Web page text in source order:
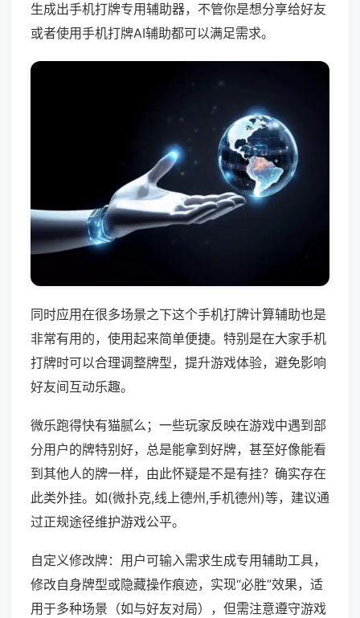
生成出手机打牌专用辅助器，不管你是想分享给好友
或者使用手机打牌AI辅助都可以满足需求。
同时应用在很多场景之下这个手机打牌计算辅助也是
非常有用的，使用起来简单便捷。特别是在大家手机
打牌时可以合理调整牌型，提升游戏体验，避免影响
好友间互动乐趣。
微乐跑得快有猫腻么；一些玩家反映在游戏中遇到部
分用户的牌特别好，总是能拿到好牌，甚至好像能看
到其他人的牌一样，由此怀疑是不是有挂？确实存在
此类外挂。如(微扑克,线上德州,手机德州)等，建议通
过正规途径维护游戏公平。
自定义修改牌：用户可输入需求生成专用辅助工具，
修改自身牌型或隐藏操作痕迹，实现“必胜”效果，适
用于多种场景（如与好友对局），但需注意遵守游戏